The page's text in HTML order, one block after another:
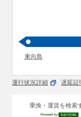
東向島
運行状況詳細 遅延証
乗換・運賃を検索
Powered by